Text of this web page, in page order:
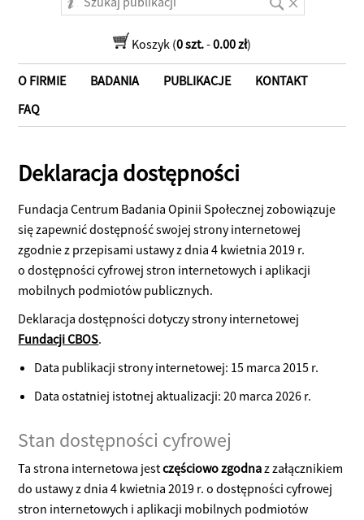
Koszyk (0 szt.-0.00 zł)
O FIRMIE BADANIA PUBLIKACJE
KONTAKT
FAQ
Deklaracja dostępności
Fundacja Centrum Badania Opinii Społecznej zobowiązuje
się zapewnić dostępność swojejstrony internetowej
zgodnie z przepisami ustawy z dnia 4 kwietnia 2019 r.
o dostępności cyfrowej stron internetowych i aplikacji
mobilnych podmiotów publicznych.
Deklaracja dostępności dotyczy strony internetowej
Fundacji CBOS.
Data publikacji strony internetowej: 15 marca 2015 r.
Data ostatniej istotnej aktualizacji:20 marca 2026 r.
Stan dostępności cyfrowej
Ta strona internetowa jestczęściowo zgodnaz załącznikiem
do ustawy z dnia 4 kwietnia 2019 r. o dostępności cyfrowej
stron internetowych i aplikacji mobilnych podmiotów